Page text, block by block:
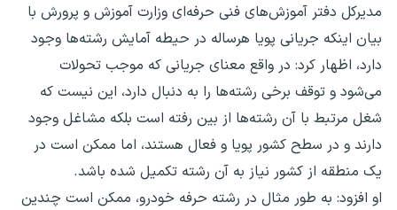
مدیرکل دفتر آموزش‌های فنی حرفه‌ای وزارت آموزش و پرورش با
بیان اینکه جریانی پویا هرساله در حیطه آمایش رشته‌ها وجود
دارد، اظهار کرد: در واقع معنای جریانی که موجب تحولات
می‌شود و توقف برخی رشته‌ها را به دنبال دارد، این نیست که
شغل مرتبط با آن رشته‌ها از بین رفته است بلکه مشاغل وجود
دارند و در سطح کشور پویا و فعال هستند، اما ممکن است در
یک منطقه از کشور نیاز به آن رشته تکمیل شده باشد.
او افزود: به طور مثال در رشته حرفه خودرو، ممکن است چندین